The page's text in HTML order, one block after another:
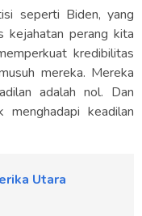
seperti Biden, yang
kejahatan perang kita
kredibilitas
mereka. Mereka
adalah nol. Dan
keadilan
Utara